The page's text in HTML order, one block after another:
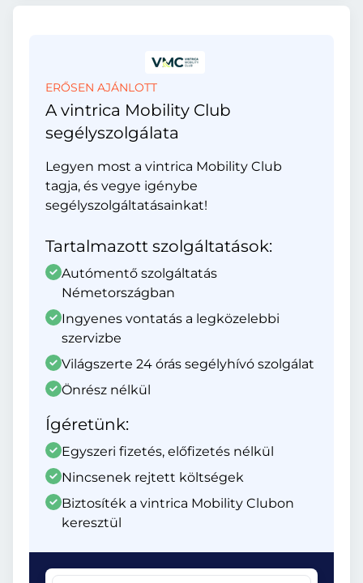
ERŐSEN AJÁNLOTT
A vintrica Mobility Club
segélyszolgálata
Legyen most a vintrica Mobility Club
tagja, és vegye igénybe
segélyszolgáltatásainkat!
Tartalmazott szolgáltatások:
Autómentő szolgáltatás
Németországban
Ingyenes vontatás a legközelebbi
szervizbe
Világszerte 24 órás segélyhívó szolgálat
Önrész nélkül
Ígéretünk:
Egyszeri fizetés, előfizetés nélkül
Nincsenek rejtett költségek
Biztosíték a vintrica Mobility Clubon
keresztül